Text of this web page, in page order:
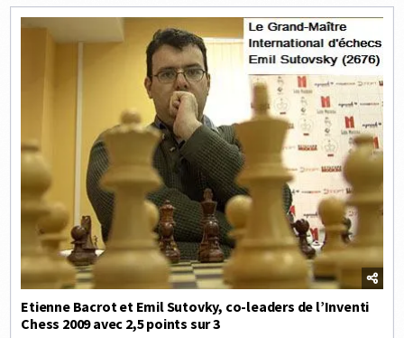
Etienne Bacrot et Emil Sutovky, co-leaders de l’Inventi
Chess 2009 avec 2,5 points sur 3